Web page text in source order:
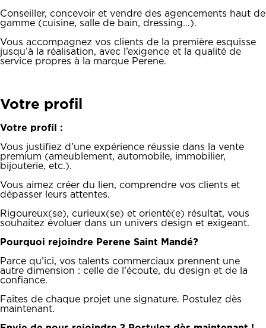
Conseiller, concevoir et vendre des agencements haut de
gamme (cuisine, salle de bain, dressing…).
Vous accompagnez vos clients de la première esquisse
jusqu’à la réalisation, avec l’exigence et la qualité de
service propres à la marque Perene.
Votre profil
Votre profil :
Vous justifiez d’une expérience réussie dans la vente
premium (ameublement, automobile, immobilier,
bijouterie, etc.).
Vous aimez créer du lien, comprendre vos clients et
dépasser leurs attentes.
Rigoureux(se), curieux(se) et orienté(e) résultat, vous
souhaitez évoluer dans un univers design et exigeant.
Pourquoi rejoindre Perene Saint Mandé?
Parce qu’ici, vos talents commerciaux prennent une
autre dimension : celle de l’écoute, du design et de la
confiance.
Faites de chaque projet une signature. Postulez dès
maintenant.